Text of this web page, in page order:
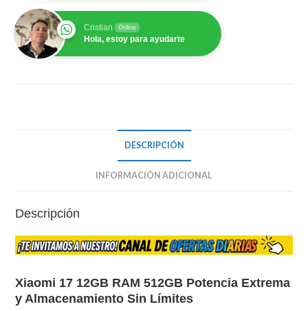
Cristian Online
Hola, estoy para ayudarte
DESCRIPCIÓN
INFORMACIÓN ADICIONAL
Descripción
Xiaomi 17 12GB RAM 512GB Potencia Extrema
y Almacenamiento Sin Límites